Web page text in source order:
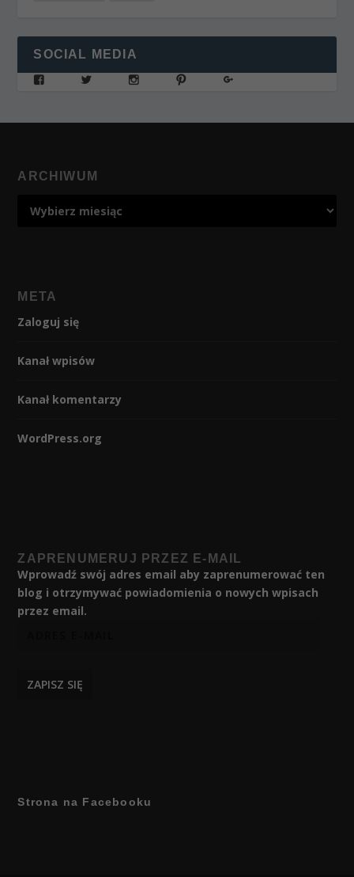
SOCIAL MEDIA
ARCHIWUM
META
Zaloguj się
Kanał wpisów
Kanał komentarzy
WordPress.org
ZAPRENUMERUJ PRZEZ E-MAIL
Wprowadź swój adres email aby zaprenumerować ten
blog i otrzymywać powiadomienia o nowych wpisach
przez email.
ZAPISZ SIĘ
Strona na Facebooku